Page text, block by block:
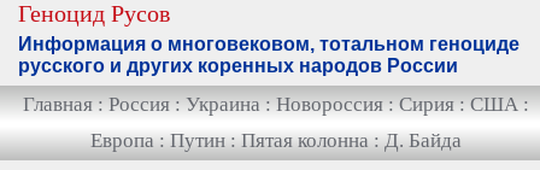
Геноцид Русов
Информация о многовековом, тотальном геноциде
русского и других коренных народов России
Главная : Россия : Украина : Новороссия : Сирия : США :
Европа : Путин : Пятая колонна : Д. Байда